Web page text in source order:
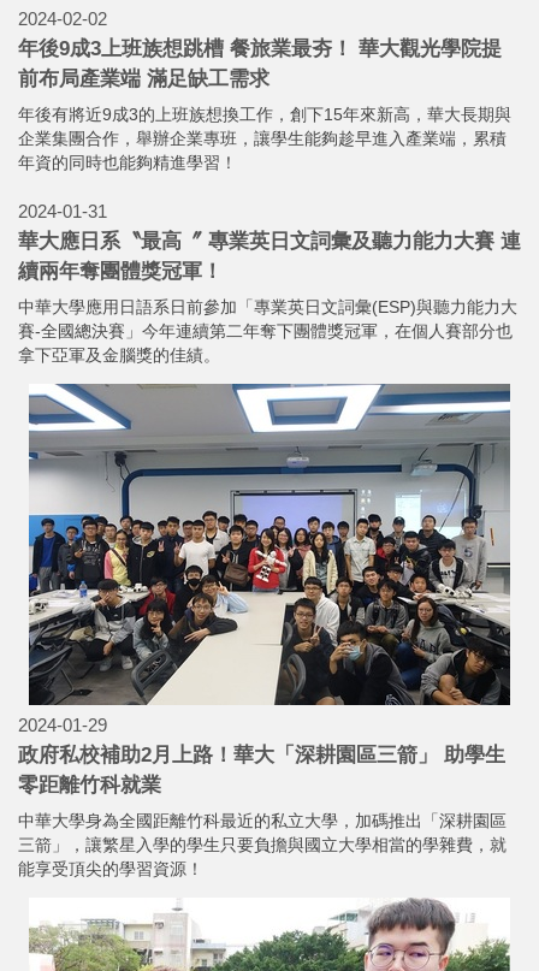
2024-02-02
年後9成3上班族想跳槽 餐旅業最夯！ 華大觀光學院提
前布局產業端 滿足缺工需求
年後有將近9成3的上班族想換工作，創下15年來新高，華大長期與
企業集團合作，舉辦企業專班，讓學生能夠趁早進入產業端，累積
年資的同時也能夠精進學習！
2024-01-31
華大應日系〝最高〞 專業英日文詞彙及聽力能力大賽 連
續兩年奪團體獎冠軍！
中華大學應用日語系日前參加「專業英日文詞彙(ESP)與聽力能力大
賽-全國總決賽」今年連續第二年奪下團體獎冠軍，在個人賽部分也
拿下亞軍及金腦獎的佳績。